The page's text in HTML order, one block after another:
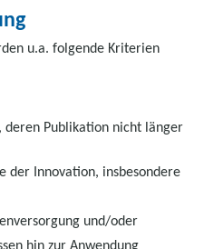
u.a. folgende Kriterien
deren Publikation nicht länger
der Innovation, insbesondere
und/oder
hin zur Anwendung